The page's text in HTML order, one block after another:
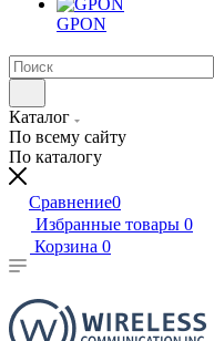
GPON
Каталог
По всему сайту
По каталогу
Сравнение0
Избранные товары 0
Корзина 0